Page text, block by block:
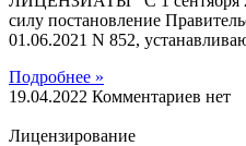
силу постановление
01.06.2021 N 852,
Подробнее »
19.04.2022 Комментариев нет
Лицензирование